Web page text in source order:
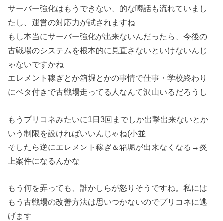
サーバー強化はもうできない、的な噂話も流れていまし
たし、運営の対応力が試されますね
もし本当にサーバー強化が出来ないんだったら、今後の
古戦場のシステムを根本的に見直さないといけないんじ
ゃないですかね
エレメント稼ぎとか箱堀とかの事情で仕事・学校終わり
にベタ付きで古戦場走ってる人なんて沢山いるだろうし
もうプリコネみたいに1日3回までしか出撃出来ないとか
いう制限を設ければいいんじゃね(小並
そしたら逆にエレメント稼ぎ＆箱堀が出来なくなる→炎
上案件になるんかな
もう何を弄っても、誰かしらが怒りそうですね。私には
もう古戦場の改善方法は思いつかないのでプリコネに逃
げます